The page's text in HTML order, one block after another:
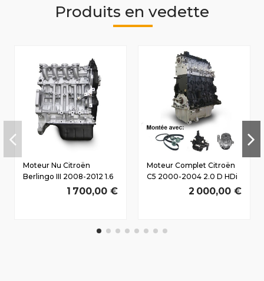
Produits en vedette
Moteur Nu Citroën
Berlingo III 2008-2012 1.6
D HDi 9HX(DV6AUTED4)
1 700,00 €
Moteur Complet Citroën
C5 2000-2004 2.0 D HDi
RHZ(DW10ATED) 80/109
2 000,00 €